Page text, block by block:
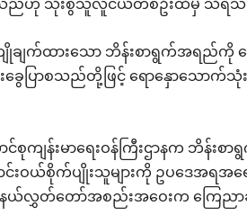
ချက်ထားသော ဘိန်းစာရွက်အရည်ကို က
ခွေပြာစသည်တို့ဖြင့် ရောနှောသေ
စုကျန်းမာရေးဝန်ကြီးဌာနက ဘိန်း
င်းဝယ်စိုက်ပျိုးသူများကို ဥပဒေအရ
ယ်လွှတ်တော်အစည်းအဝေးက ကြေည